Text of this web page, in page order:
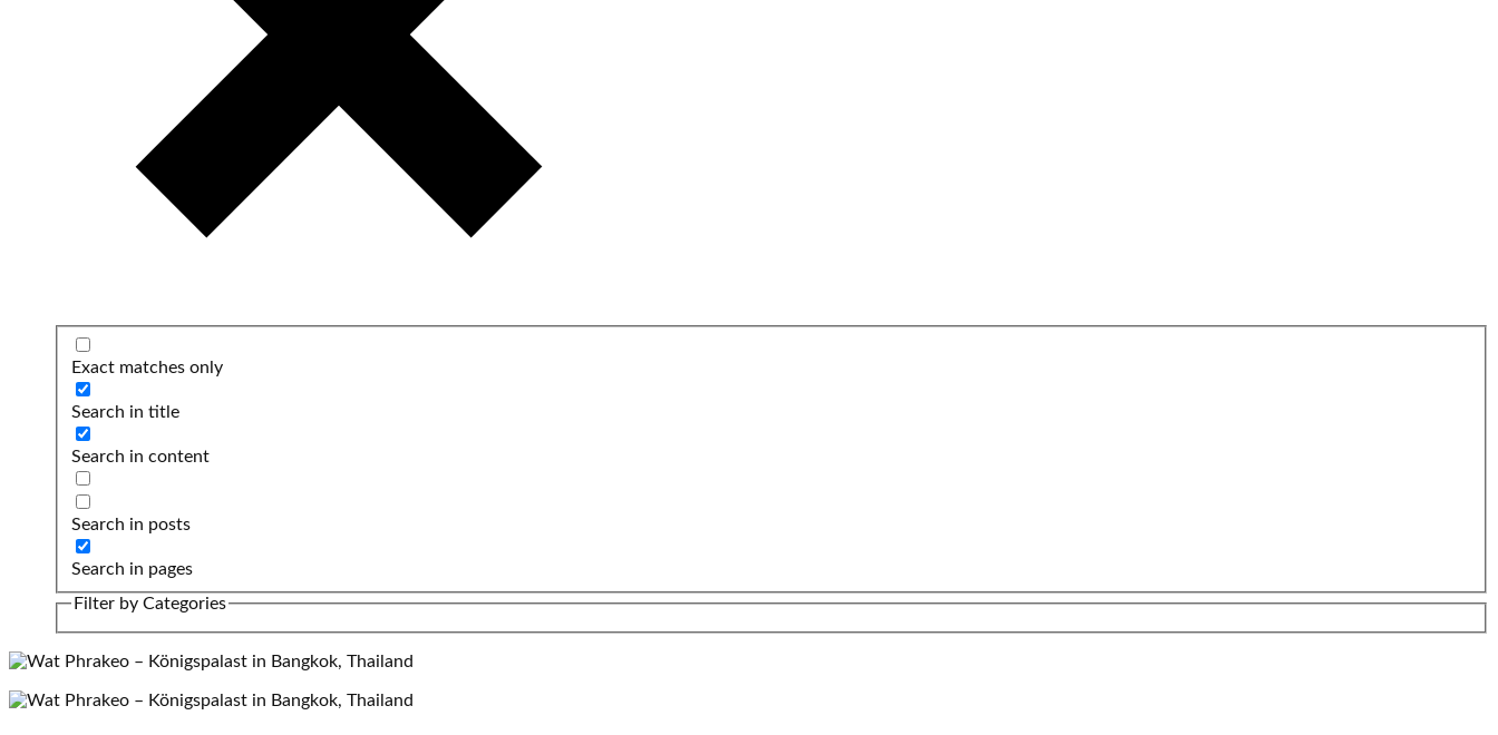
Exact matches only
Search in title
Search in content
Search in posts
Search in pages
Filter by Categories